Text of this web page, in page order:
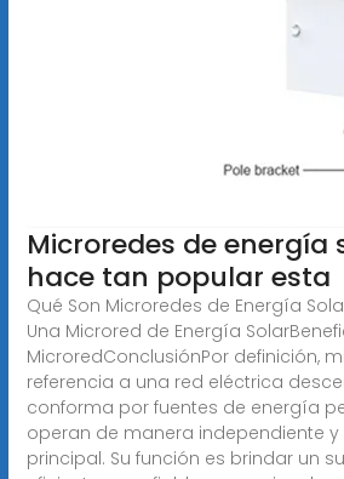
Microredes de energía
hace tan popular esta
Qué Son Microredes de Energía
Una Microred de Energía
MicroredConclusiónPor definición,
referencia a una red eléctrica
conforma por fuentes de energía
operan de manera independiente
principal. Su función es brindar un